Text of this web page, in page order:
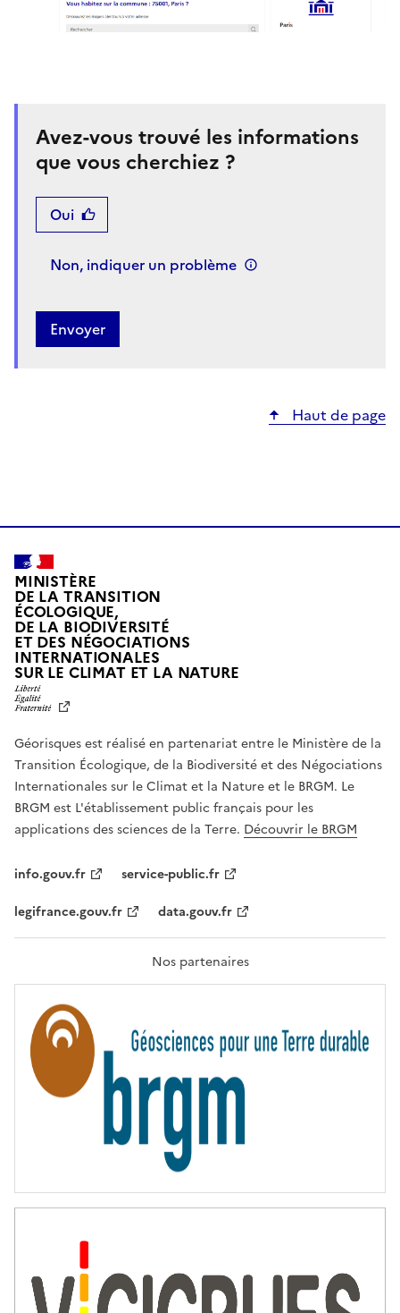
Avez-vous trouvé les informations
que vous cherchiez ?
Oui
Non, indiquer un problème
Haut de page
MINISTÈRE
DE LA TRANSITION
ÉCOLOGIQUE,
DE LA BIODIVERSITÉ
ET DES NÉGOCIATIONS
INTERNATIONALES
SUR LE CLIMAT ET LA NATUREL
T
É
,
É
G
A
L
F
A
T
R
T
É
Géorisques est réalisé en partenariat entre le Ministère de la
Transition Écologique, de la Biodiversité et des Négociations
Internationales sur le Climat et la Nature et le BRGM. Le
BRGM est L'établissement public français pour les
applications des sciences de la Terre. Découvrir le BRGM
info.gouv.fr
service-public.fr
legifrance.gouv.fr
data.gouv.fr
Nos partenaires